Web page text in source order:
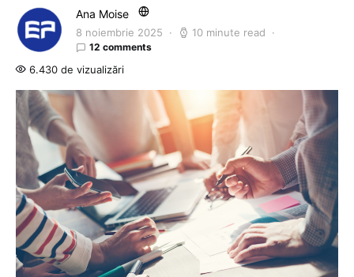
Ana Moise
8 noiembrie 2025 10 minute read
12 comments
6.430 de vizualizări